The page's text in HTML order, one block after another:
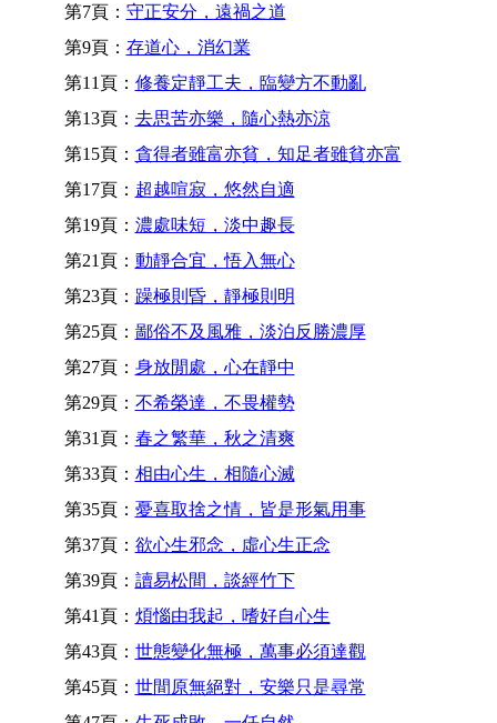
第7頁： 守正安分，遠禍之道
第9頁： 存道心，消幻業
第11頁： 修養定靜工夫，臨變方不動亂
第13頁： 去思苦亦樂，隨心熱亦涼
第15頁： 貪得者雖富亦貧，知足者雖貧亦富
第17頁： 超越喧寂，悠然自適
第19頁： 濃處味短，淡中趣長
第21頁： 動靜合宜，悟入無心
第23頁： 躁極則昏，靜極則明
第25頁： 鄙俗不及風雅，淡泊反勝濃厚
第27頁： 身放閒處，心在靜中
第29頁： 不希榮達，不畏權勢
第31頁： 春之繁華，秋之清爽
第33頁： 相由心生，相隨心滅
第35頁： 憂喜取捨之情，皆是形氣用事
第37頁： 欲心生邪念，虛心生正念
第39頁： 讀易松間，談經竹下
第41頁： 煩惱由我起，嗜好自心生
第43頁： 世態變化無極，萬事必須達觀
第45頁： 世間原無絕對，安樂只是尋常